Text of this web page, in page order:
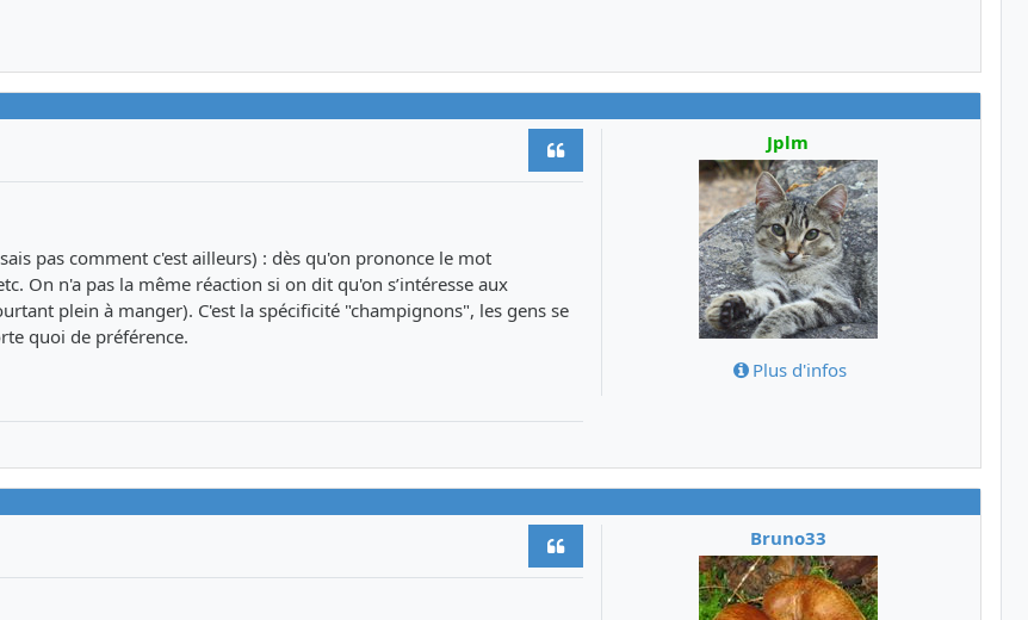
Jplm
Plus d'infos
pas comment c'est ailleurs) : dès qu'on prononce le mot
On n'a pas la même réaction si on dit qu'on s’intéresse aux
plein à manger). C'est la spécificité "champignons", les gens se
quoi de préférence.
Bruno33